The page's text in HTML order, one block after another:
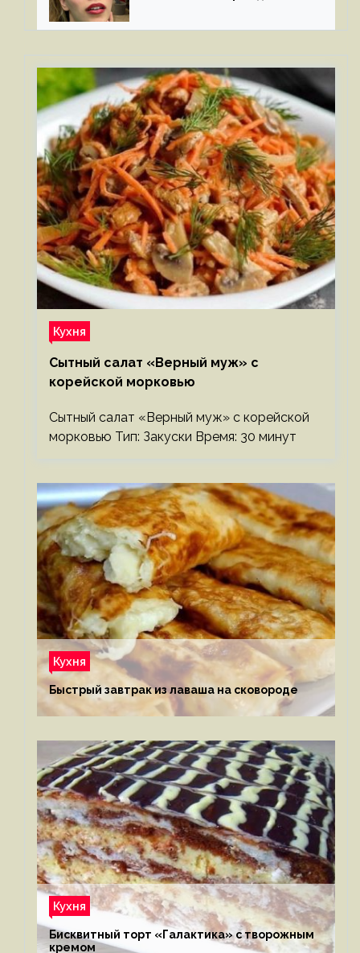
Кухня
Сытный салат «Верный муж» с
корейской морковью
Сытный салат «Верный муж» с корейской
морковью Тип: Закуски Время: 30 минут
Кухня
Быстрый завтрак из лаваша на сковороде
Кухня
Бисквитный торт «Галактика» с творожным
кремом